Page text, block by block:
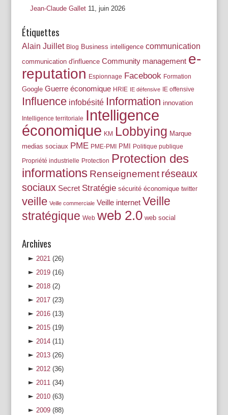
Jean-Claude Gallet 11, juin 2026
Étiquettes
Alain Juillet Blog Business intelligence communication
communication d'influence Community management e-
reputation Espionnage Facebook Formation
Google Guerre économique HRIE IE défensive IE offensive
Influence infobésité Information innovation
Intelligence territoriale Intelligence
économique KM Lobbying Marque
medias sociaux PME PME-PMI PMI
Politique publique
Propriété industrielle Protection Protection des
informations Renseignement réseaux
sociaux Secret Stratégie sécurité économique twitter
veille Veille commerciale Veille internet Veille
stratégique Web web 2.0 web social
Archives
► 2021 (26)
► 2019 (16)
► 2018 (2)
► 2017 (23)
► 2016 (13)
► 2015 (19)
► 2014 (11)
► 2013 (26)
► 2012 (36)
► 2011 (34)
► 2010 (63)
► 2009 (88)